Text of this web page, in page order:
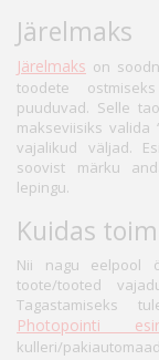
Järelmaks
Järelmaks on
toodete
puuduvad. Selle
makseviisiks valida
vajalikud väljad.
soovist märku
lepingu.
Kuidas
Nii nagu eelpool
toote/tooted
Tagastamiseks
Photopointi
kulleri/